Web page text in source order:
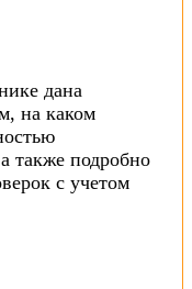
дана
на каком
также подробно
с учетом